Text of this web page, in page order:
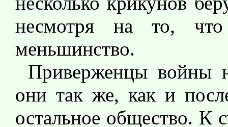
несмотря на то,
меньшинство.
Приверженцы войны
они так же, как и
остальное общество. К